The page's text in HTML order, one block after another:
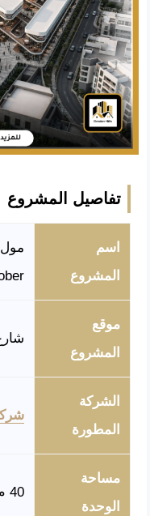
تفاصيل المشروع
اسم
المشروع
موقع
المشروع
الشركة
المطورة
مساحة
الوحدة
40 م²